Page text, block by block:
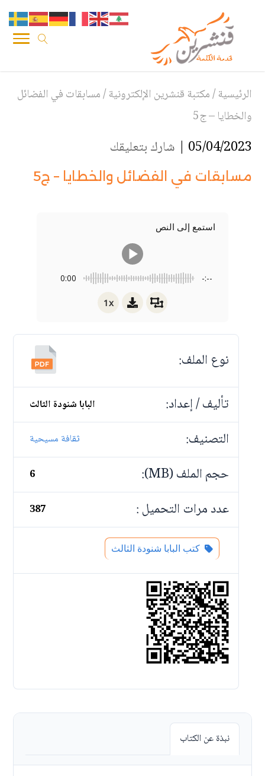
الرئيسية/مكتبة قنشرين الإلكترونية/مسابقات في الفضائل
والخطايا – ج5
05/04/2023 | شارك بتعليقك
مسابقات في الفضائل والخطايا – ج5
استمع إلى النص
0:00 -:--
1x
نوع الملف:
تأليف / إعداد:
البابا شنودة الثالث
التصنيف: ثقافة مسيحية
حجم الملف (MB): 6
عدد مرات التحميل : 387
كتب البابا شنودة الثالث
نبذة عن الكتاب